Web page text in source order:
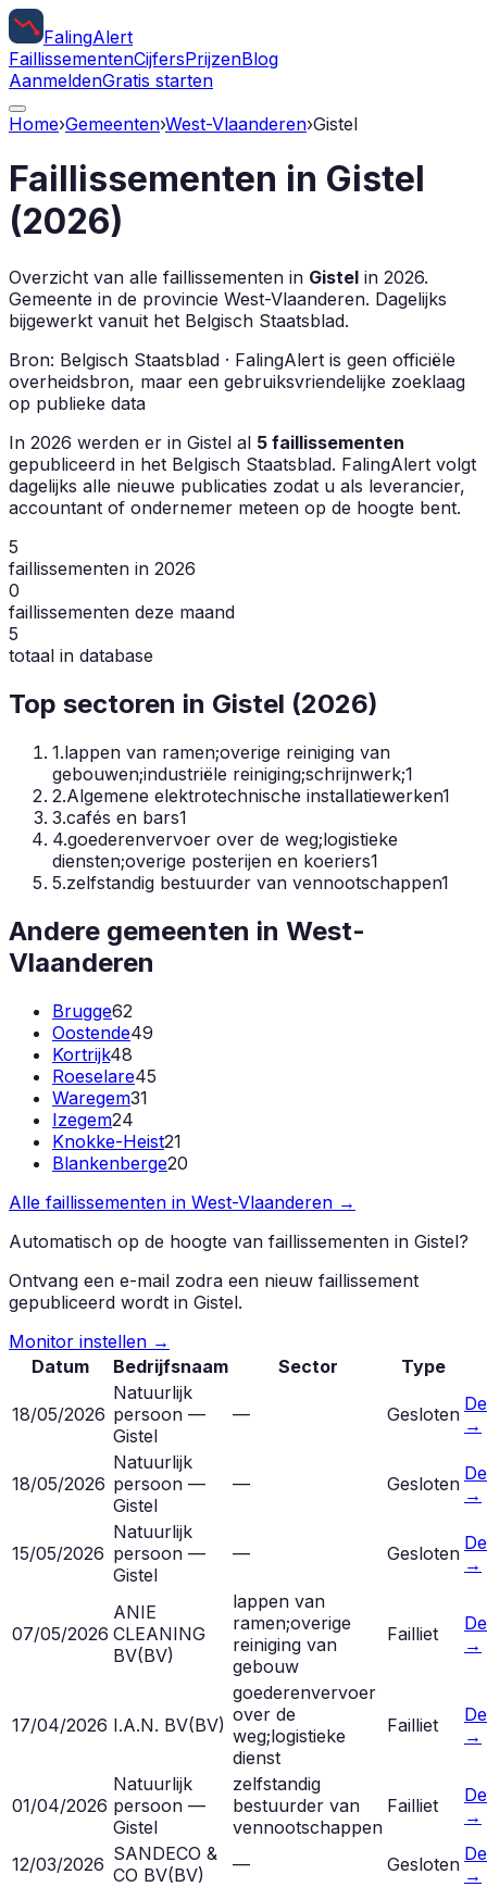
FalingAlert
FaillissementenCijfersPrijzenBlog
AanmeldenGratis starten
Home›Gemeenten›West-Vlaanderen›Gistel
Faillissementen in Gistel
(2026)
Overzicht van alle faillissementen in Gistel in 2026.
Gemeente in de provincie West-Vlaanderen. Dagelijks
bijgewerkt vanuit het Belgisch Staatsblad.
Bron: Belgisch Staatsblad · FalingAlert is geen officiële
overheidsbron, maar een gebruiksvriendelijke zoeklaag
op publieke data
In 2026 werden er in Gistel al 5 faillissementen
gepubliceerd in het Belgisch Staatsblad. FalingAlert volgt
dagelijks alle nieuwe publicaties zodat u als leverancier,
accountant of ondernemer meteen op de hoogte bent.
5
faillissementen in 2026
0
faillissementen deze maand
5
totaal in database
Top sectoren in Gistel (2026)
1.lappen van ramen;overige reiniging van
gebouwen;industriële reiniging;schrijnwerk;1
2.Algemene elektrotechnische installatiewerken1
3.cafés en bars1
4.goederenvervoer over de weg;logistieke
diensten;overige posterijen en koeriers1
5.zelfstandig bestuurder van vennootschappen1
Andere gemeenten in West-
Vlaanderen
Brugge62
Oostende49
Kortrijk48
Roeselare45
Waregem31
Izegem24
Knokke-Heist21
Blankenberge20
Alle faillissementen in West-Vlaanderen →
Automatisch op de hoogte van faillissementen in Gistel?
Ontvang een e-mail zodra een nieuw faillissement
gepubliceerd wordt in Gistel.
Monitor instellen →
Datum
Bedrijfsnaam Sector Type
18/05/2026
Natuurlijk
persoon —
Gistel
— Gesloten →
18/05/2026
Natuurlijk
persoon —
Gistel
— Gesloten →
15/05/2026
Natuurlijk
persoon —
Gistel
— Gesloten →
07/05/2026
ANIE
CLEANING
BV(BV)
lappen van
ramen;overige
reiniging van
gebouw
Failliet
→
17/04/2026 I.A.N. BV(BV)
goederenvervoer
over de
weg;logistieke
dienst
Failliet
→
01/04/2026
Natuurlijk
persoon —
Gistel
zelfstandig
bestuurder van
vennootschappen
Failliet
→
12/03/2026 SANDECO &
CO BV(BV) — Gesloten →